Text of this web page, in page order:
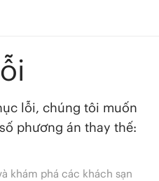
lỗi, chúng tôi muốn
phương án thay thế:
khám phá các khách sạn